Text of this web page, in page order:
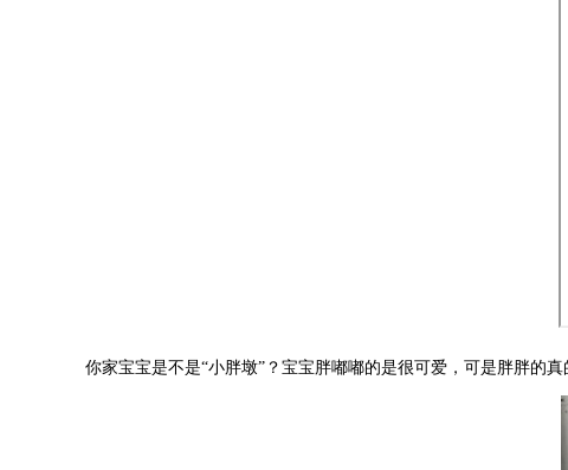
你家宝宝是不是“小胖墩”？宝宝胖嘟嘟的是很可爱，可是胖胖的